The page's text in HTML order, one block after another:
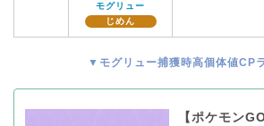
モグリュー
じめん
▼モグリュー捕獲時高個体値CP
【ポケモン